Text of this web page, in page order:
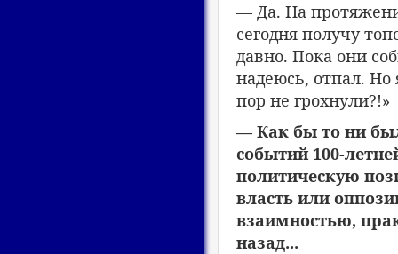
— Да. На
сегодня получу
давно. Пока они
надеюсь, отпал. Но
пор не грохнули?!»
— Как бы то ни
событий 100-
политическую
власть или
взаимностью,
назад...